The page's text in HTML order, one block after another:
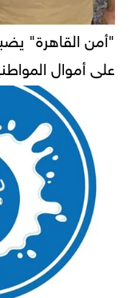
"أمن القاهرة"
على أموال